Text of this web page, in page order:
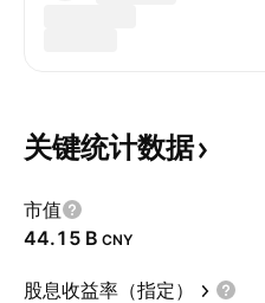
关键统计数据
市值
‪44.15 B‬ CNY
股息收益率（指定）